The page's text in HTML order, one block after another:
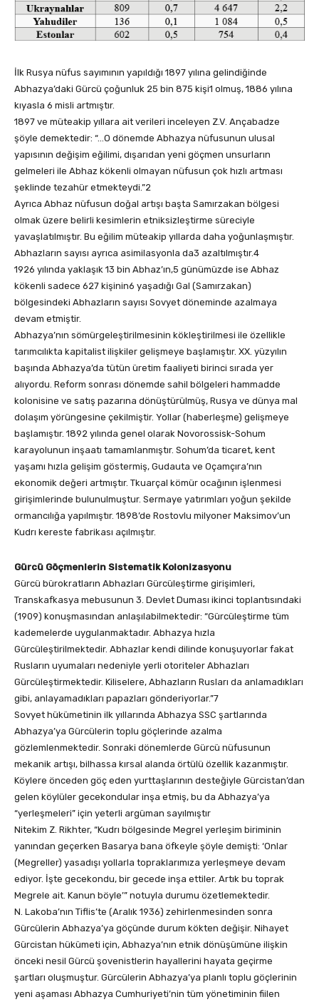
İlk Rusya nüfus sayımının yapıldığı 1897 yılına gelindiğinde
Abhazya’daki Gürcü çoğunluk 25 bin 875 kişi1 olmuş, 1886 yılına
kıyasla 6 misli artmıştır.
1897 ve müteakip yıllara ait verileri inceleyen Z.V. Ançabadze
şöyle demektedir: “…O dönemde Abhazya nüfusunun ulusal
yapısının değişim eğilimi, dışarıdan yeni göçmen unsurların
gelmeleri ile Abhaz kökenli olmayan nüfusun çok hızlı artması
şeklinde tezahür etmekteydi.”2
Ayrıca Abhaz nüfusun doğal artışı başta Samırzakan bölgesi
olmak üzere belirli kesimlerin etniksizleştirme süreciyle
yavaşlatılmıştır. Bu eğilim müteakip yıllarda daha yoğunlaşmıştır.
Abhazların sayısı ayrıca asimilasyonla da3 azaltılmıştır.4
1926 yılında yaklaşık 13 bin Abhaz’ın,5 günümüzde ise Abhaz
kökenli sadece 627 kişinin6 yaşadığı Gal (Samırzakan)
bölgesindeki Abhazların sayısı Sovyet döneminde azalmaya
devam etmiştir.
Abhazya’nın sömürgeleştirilmesinin kökleştirilmesi ile özellikle
tarımcılıkta kapitalist ilişkiler gelişmeye başlamıştır. XX. yüzyılın
başında Abhazya’da tütün üretim faaliyeti birinci sırada yer
alıyordu. Reform sonrası dönemde sahil bölgeleri hammadde
kolonisine ve satış pazarına dönüştürülmüş, Rusya ve dünya mal
dolaşım yörüngesine çekilmiştir. Yollar (haberleşme) gelişmeye
başlamıştır. 1892 yılında genel olarak Novorossisk-Sohum
karayolunun inşaatı tamamlanmıştır. Sohum’da ticaret, kent
yaşamı hızla gelişim göstermiş, Gudauta ve Oçamçıra’nın
ekonomik değeri artmıştır. Tkuarçal kömür ocağının işlenmesi
girişimlerinde bulunulmuştur. Sermaye yatırımları yoğun şekilde
ormancılığa yapılmıştır. 1898’de Rostovlu milyoner Maksimov’un
Kudrı kereste fabrikası açılmıştır.
Gürcü Göçmenlerin Sistematik Kolonizasyonu
Gürcü bürokratların Abhazları Gürcüleştirme girişimleri,
Transkafkasya mebusunun 3. Devlet Duması ikinci toplantısındaki
(1909) konuşmasından anlaşılabilmektedir: “Gürcüleştirme tüm
kademelerde uygulanmaktadır. Abhazya hızla
Gürcüleştirilmektedir. Abhazlar kendi dilinde konuşuyorlar fakat
Rusların uyumaları nedeniyle yerli otoriteler Abhazları
Gürcüleştirmektedir. Kiliselere, Abhazların Rusları da anlamadıkları
gibi, anlayamadıkları papazları gönderiyorlar.”7
Sovyet hükümetinin ilk yıllarında Abhazya SSC şartlarında
Abhazya’ya Gürcülerin toplu göçlerinde azalma
gözlemlenmektedir. Sonraki dönemlerde Gürcü nüfusunun
mekanik artışı, bilhassa kırsal alanda örtülü özellik kazanmıştır.
Köylere önceden göç eden yurttaşlarının desteğiyle Gürcistan’dan
gelen köylüler gecekondular inşa etmiş, bu da Abhazya’ya
“yerleşmeleri” için yeterli argüman sayılmıştır
Nitekim Z. Rikhter, “Kudrı bölgesinde Megrel yerleşim biriminin
yanından geçerken Basarya bana öfkeyle şöyle demişti: ‘Onlar
(Megreller) yasadışı yollarla topraklarımıza yerleşmeye devam
ediyor. İşte gecekondu, bir gecede inşa ettiler. Artık bu toprak
Megrele ait. Kanun böyle’” notuyla durumu özetlemektedir.
N. Lakoba’nın Tiflis’te (Aralık 1936) zehirlenmesinden sonra
Gürcülerin Abhazya’ya göçünde durum kökten değişir. Nihayet
Gürcistan hükümeti için, Abhazya’nın etnik dönüşümüne ilişkin
önceki nesil Gürcü şovenistlerin hayallerini hayata geçirme
şartları oluşmuştur. Gürcülerin Abhazya’ya planlı toplu göçlerinin
yeni aşaması Abhazya Cumhuriyeti’nin tüm yönetiminin fiilen